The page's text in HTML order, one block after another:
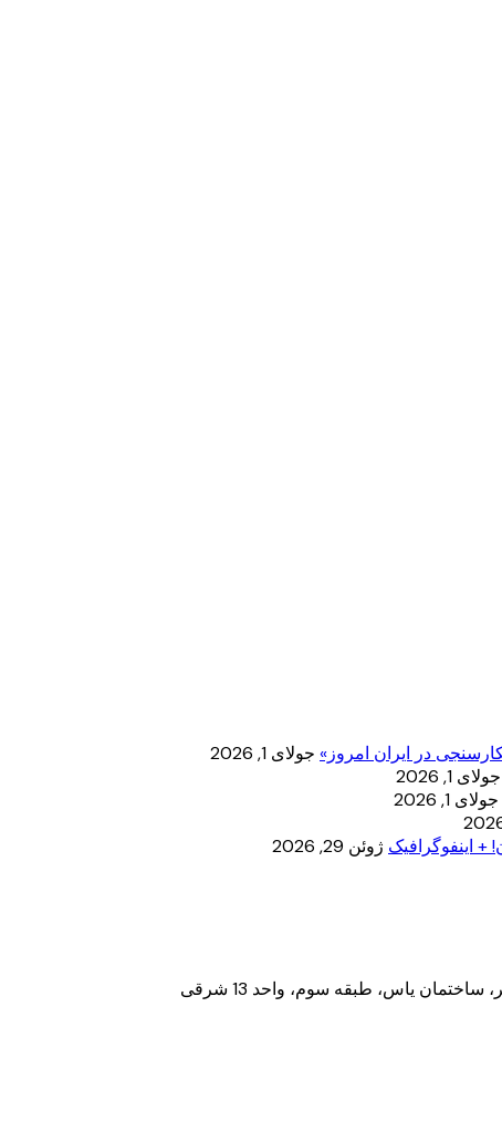
در ایران امروز» جولای 1, 2026
جولای 1, 2026
جولای 1, 2026
ژوئن 29, 2026
یاس، طبقه سوم، واحد 13 شرقی